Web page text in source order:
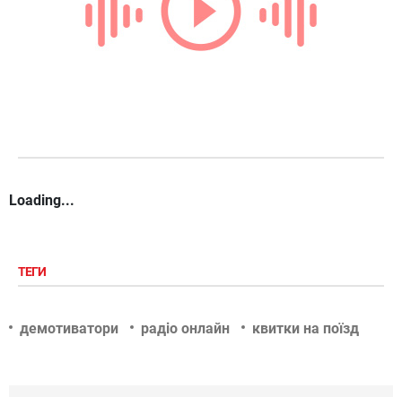
Loading...
ТЕГИ
демотиватори радіо онлайн квитки на поїзд